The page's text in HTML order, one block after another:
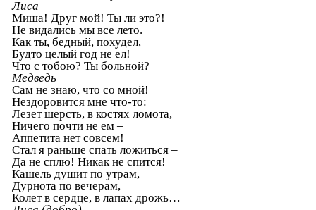
Лиса
Миша! Друг мой! Ты ли это?!
Не видались мы все лето.
Как ты, бедный, похудел,
Будто целый год не ел!
Что с тобою? Ты больной?
Медведь
Сам не знаю, что со мной!
Нездоровится мне что-то:
Лезет шерсть, в костях ломота,
Ничего почти не ем –
Аппетита нет совсем!
Стал я раньше спать ложиться –
Да не сплю! Никак не спится!
Кашель душит по утрам,
Дурнота по вечерам,
Колет в сердце, в лапах дрожь…